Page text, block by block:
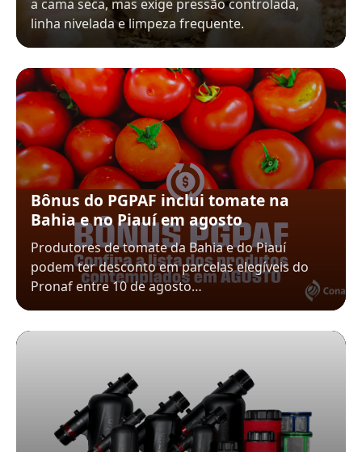
a cama seca, mas exige pressão controlada,
linha nivelada e limpeza frequente.
Bônus do PGPAF inclui tomate na
Bahia e no Piauí em agosto
Produtores de tomate da Bahia e do Piauí
podem ter desconto em parcelas elegíveis do
Pronaf entre 10 de agosto…